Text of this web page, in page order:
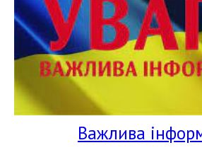
Важлива